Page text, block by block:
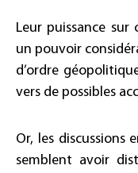
Leur puissance
un pouvoir
d’ordre
vers de possibles
Or, les discussions
semblent avoir